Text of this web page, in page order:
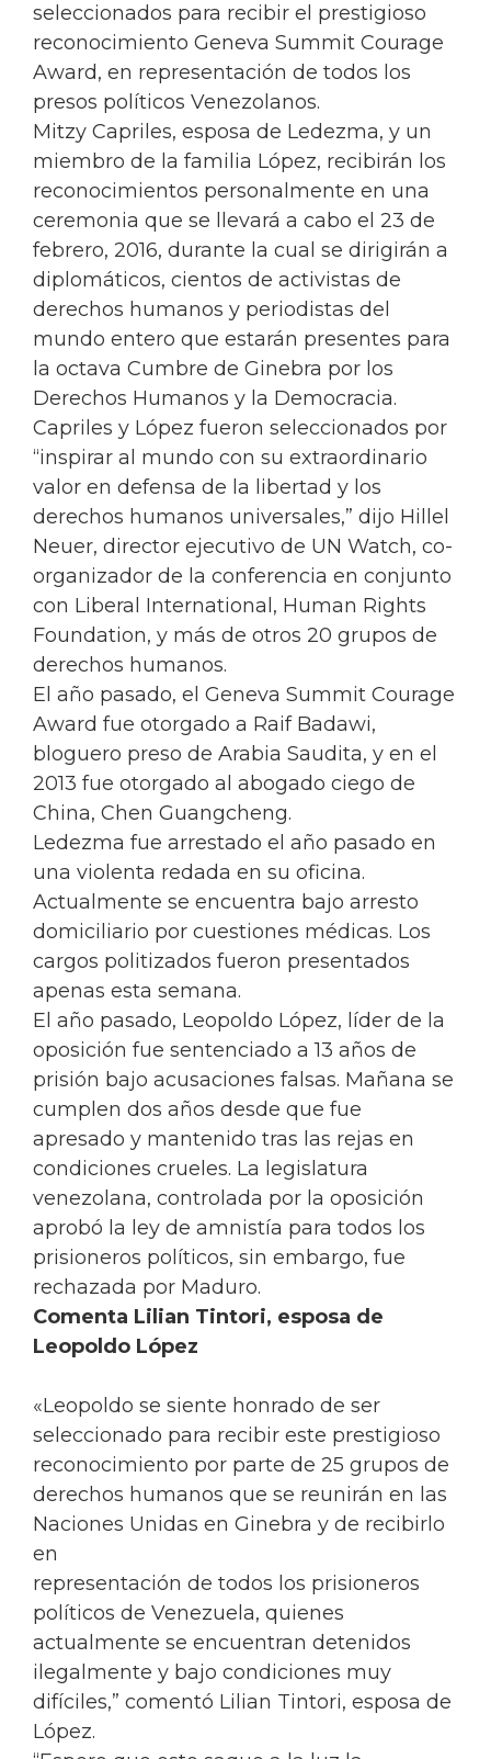
seleccionados para recibir el prestigioso
reconocimiento Geneva Summit Courage
Award, en representación de todos los
presos políticos Venezolanos.
Mitzy Capriles, esposa de Ledezma, y un
miembro de la familia López, recibirán los
reconocimientos personalmente en una
ceremonia que se llevará a cabo el 23 de
febrero, 2016, durante la cual se dirigirán a
diplomáticos, cientos de activistas de
derechos humanos y periodistas del
mundo entero que estarán presentes para
la octava Cumbre de Ginebra por los
Derechos Humanos y la Democracia.
Capriles y López fueron seleccionados por
“inspirar al mundo con su extraordinario
valor en defensa de la libertad y los
derechos humanos universales,” dijo Hillel
Neuer, director ejecutivo de UN Watch, co-
organizador de la conferencia en conjunto
con Liberal International, Human Rights
Foundation, y más de otros 20 grupos de
derechos humanos.
El año pasado, el Geneva Summit Courage
Award fue otorgado a Raif Badawi,
bloguero preso de Arabia Saudita, y en el
2013 fue otorgado al abogado ciego de
China, Chen Guangcheng.
Ledezma fue arrestado el año pasado en
una violenta redada en su oficina.
Actualmente se encuentra bajo arresto
domiciliario por cuestiones médicas. Los
cargos politizados fueron presentados
apenas esta semana.
El año pasado, Leopoldo López, líder de la
oposición fue sentenciado a 13 años de
prisión bajo acusaciones falsas. Mañana se
cumplen dos años desde que fue
apresado y mantenido tras las rejas en
condiciones crueles. La legislatura
venezolana, controlada por la oposición
aprobó la ley de amnistía para todos los
prisioneros políticos, sin embargo, fue
rechazada por Maduro.
Comenta Lilian Tintori, esposa de
Leopoldo López
«Leopoldo se siente honrado de ser
seleccionado para recibir este prestigioso
reconocimiento por parte de 25 grupos de
derechos humanos que se reunirán en las
Naciones Unidas en Ginebra y de recibirlo
en
representación de todos los prisioneros
políticos de Venezuela, quienes
actualmente se encuentran detenidos
ilegalmente y bajo condiciones muy
difíciles,” comentó Lilian Tintori, esposa de
López.